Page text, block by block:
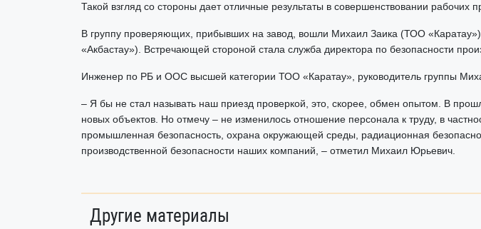
Такой взгляд со стороны дает отличные результаты в совершенствовании рабочих
В группу проверяющих, прибывших на завод, вошли Михаил Заика (ТОО
«Акбастау»). Встречающей стороной стала служба директора по безопасности
Инженер по РБ и ООС высшей категории ТОО «Каратау», руководитель группы
– Я бы не стал называть наш приезд проверкой, это, скорее, обмен опытом. В
новых объектов. Но отмечу – не изменилось отношение персонала к труду, в
промышленная безопасность, охрана окружающей среды, радиационная
производственной безопасности наших компаний, – отметил Михаил Юрьевич.
Другие материалы